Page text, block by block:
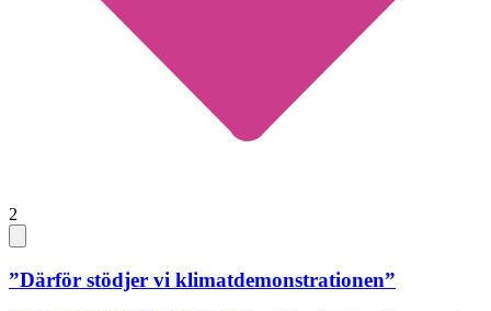
2
”Därför stödjer vi klimatdemonstrationen”